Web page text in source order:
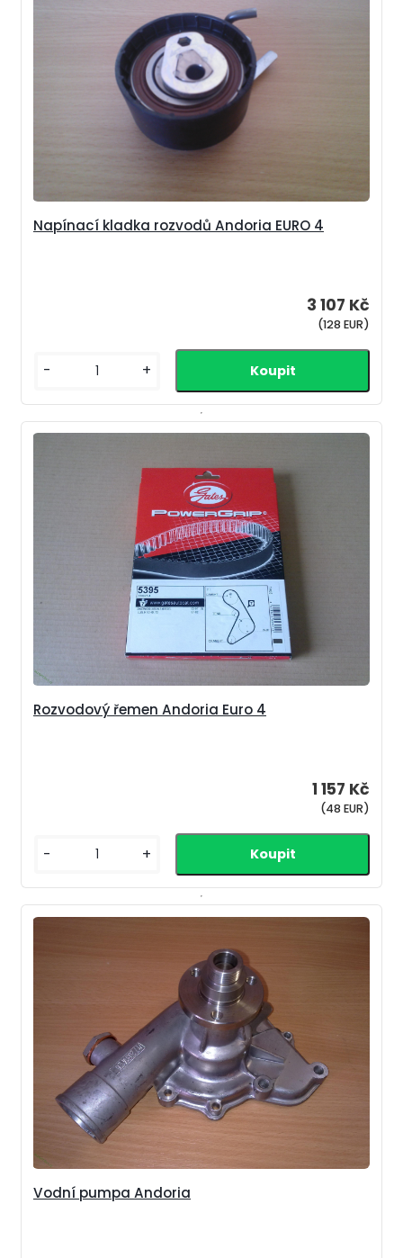
Napínací kladka rozvodů Andoria EURO 4
3 107 Kč
(128 EUR)
- +
Rozvodový řemen Andoria Euro 4
1 157 Kč
(48 EUR)
- +
Vodní pumpa Andoria